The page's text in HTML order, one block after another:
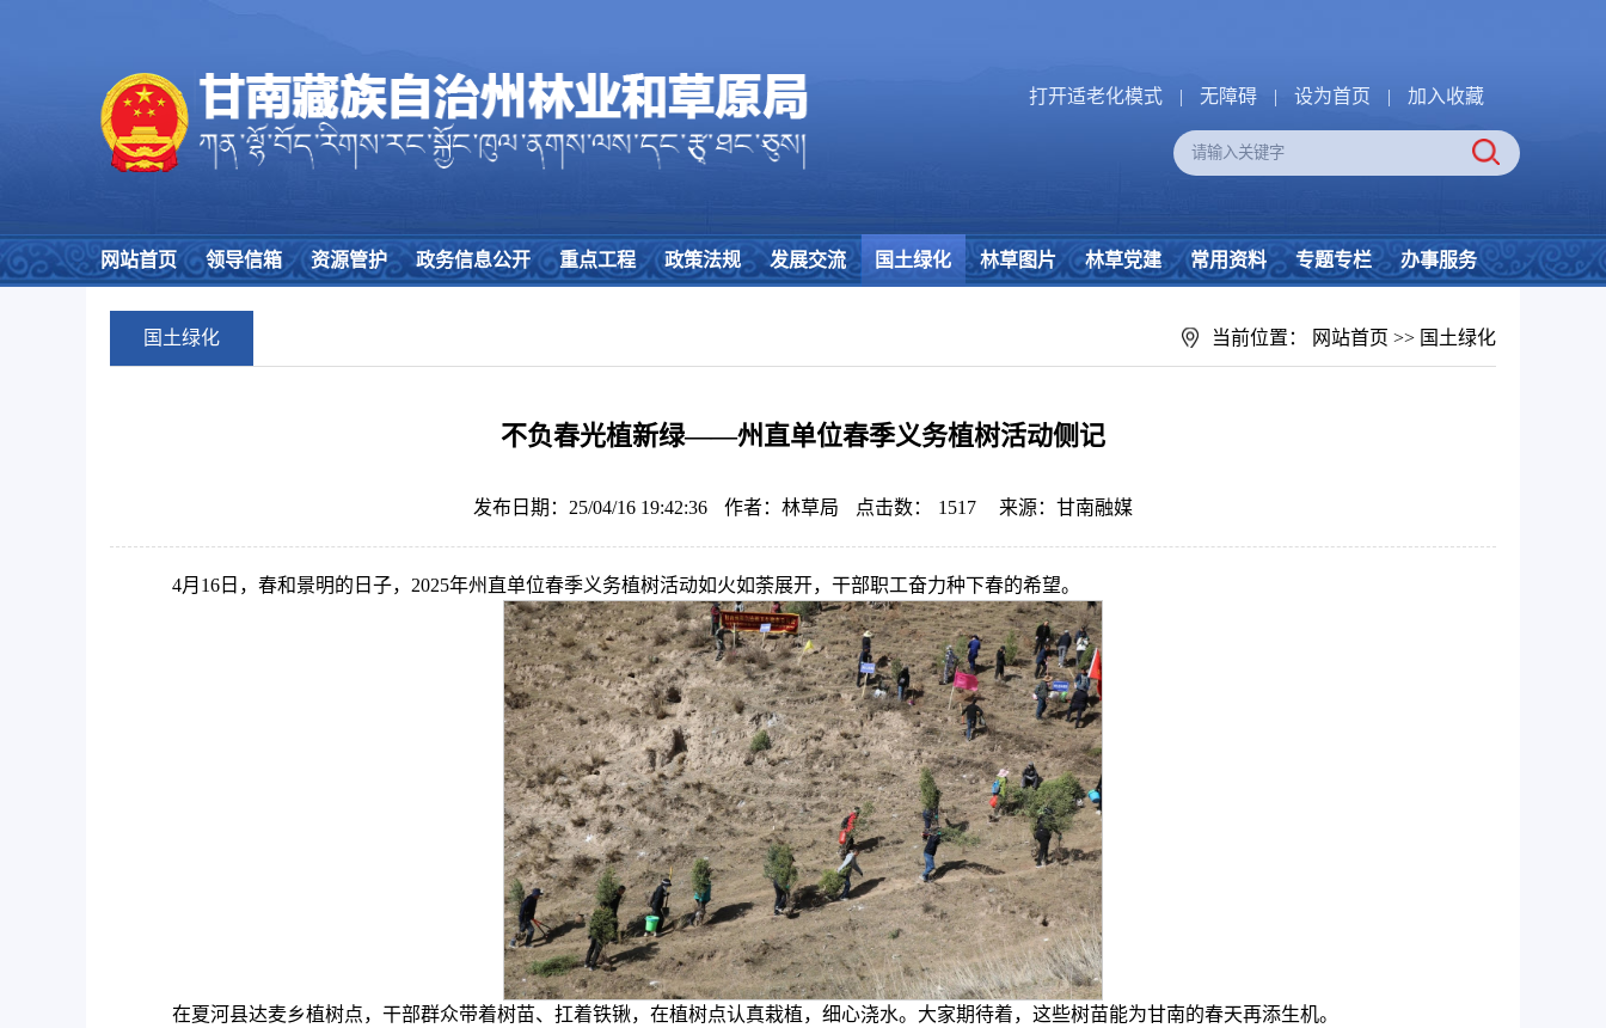
打开适老化模式 | 无障碍 | 设为首页 | 加入收藏
网站首页 领导信箱 资源管护 政务信息公开 重点工程 政策法规 发展交流 国土绿化 林草图片 林草党建 常用资料 专题专栏 办事服务
国土绿化 当前位置： 网站首页 >> 国土绿化
不负春光植新绿——州直单位春季义务植树活动侧记
发布日期：25/04/16 19:42:36 作者：林草局 点击数： 1517 来源：甘南融媒
4月16日，春和景明的日子，2025年州直单位春季义务植树活动如火如荼展开，干部职工奋力种下春的希望。
在夏河县达麦乡植树点，干部群众带着树苗、扛着铁锹，在植树点认真栽植，细心浇水。大家期待着，这些树苗能为甘南的春天再添生机。